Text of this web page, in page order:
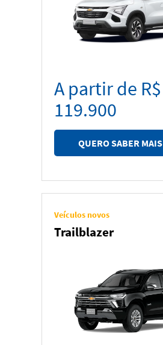
A partir de R$
119.900
QUERO SABER MAIS
Veículos novos
Trailblazer